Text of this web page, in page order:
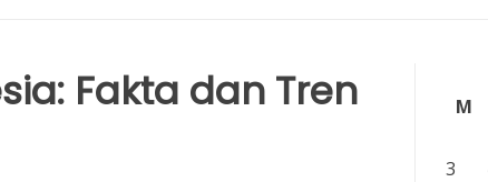
Fakta dan Tren
M
3